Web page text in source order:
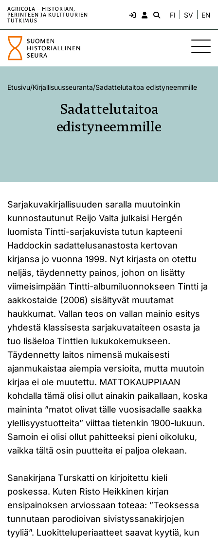
AGRICOLA – HISTORIAN,
PERINTEEN JA KULTTUURIEN
TUTKIMUS
FI SV EN
Etusivu/Kirjallisuusseuranta/Sadattelutaitoa edistyneemmille
Sadattelutaitoa
edistyneemmille
Sarjakuvakirjallisuuden saralla muutoinkin
kunnostautunut Reijo Valta julkaisi Hergén
luomista Tintti-sarjakuvista tutun kapteeni
Haddockin sadattelusanastosta kertovan
kirjansa jo vuonna 1999. Nyt kirjasta on otettu
neljäs, täydennetty painos, johon on lisätty
viimeisimpään Tintti-albumiluonnokseen Tintti ja
aakkostaide (2006) sisältyvät muutamat
haukkumat. Vallan teos on vallan mainio esitys
yhdestä klassisesta sarjakuvataiteen osasta ja
tuo lisäeloa Tinttien lukukokemukseen.
Täydennetty laitos nimensä mukaisesti
ajanmukaistaa aiempia versioita, mutta muutoin
kirjaa ei ole muutettu. MATTOKAUPPIAAN
kohdalla tämä olisi ollut ainakin paikallaan, koska
maininta ”matot olivat tälle vuosisadalle saakka
ylellisyystuotteita” viittaa tietenkin 1900-lukuun.
Samoin ei olisi ollut pahitteeksi pieni oikoluku,
vaikka tältä osin puutteita ei paljoa olekaan.
Sanakirjana Turskatti on kirjoitettu kieli
poskessa. Kuten Risto Heikkinen kirjan
ensipainoksen arviossaan toteaa: ”Teoksessa
tunnutaan parodioivan sivistyssanakirjojen
tyyliä”. Luokitteluperiaatteet saavat kyytiä, kun